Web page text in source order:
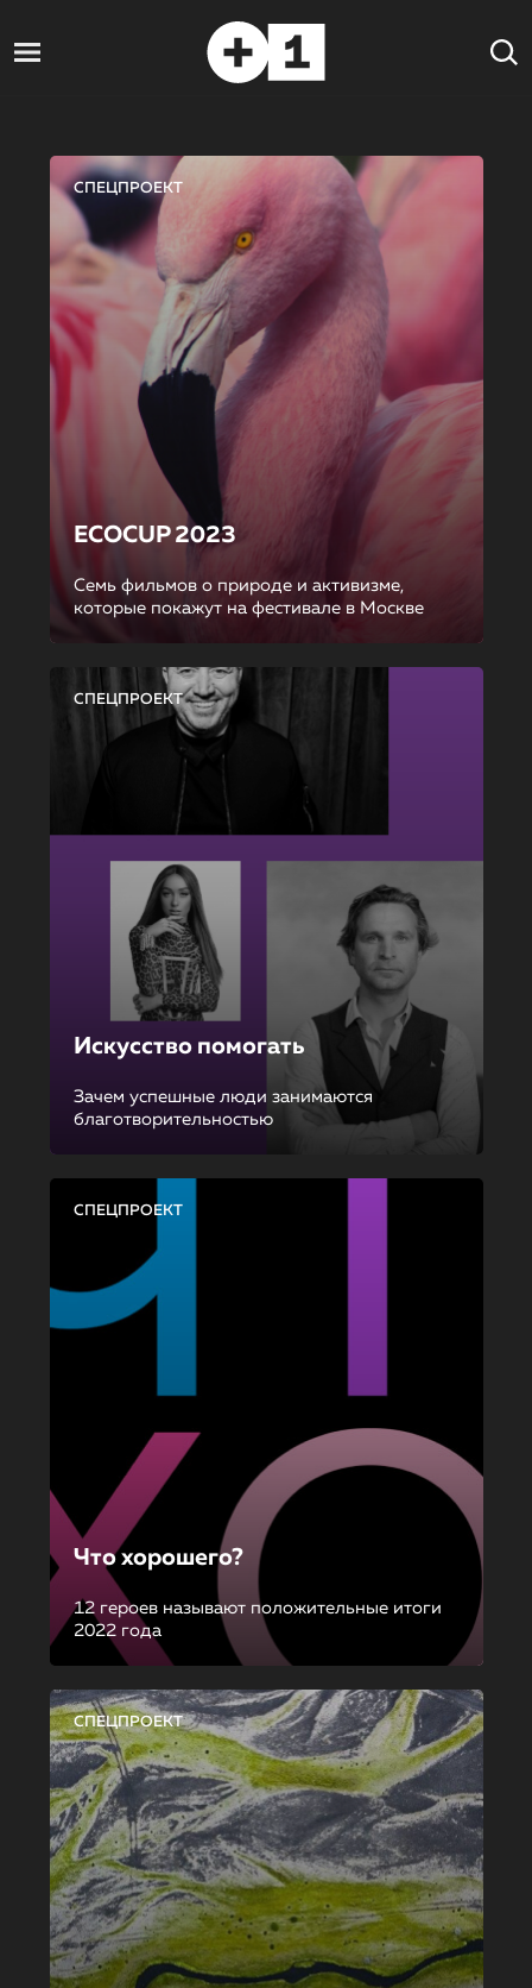
СПЕЦПРОЕКТ
ECOCUP 2023
Семь фильмов о природе и активизме,
которые покажут на фестивале в Москве
СПЕЦПРОЕКТ
Искусство помогать
Зачем успешные люди занимаются
благотворительностью
СПЕЦПРОЕКТ
Что хорошего?
12 героев называют положительные итоги
2022 года
СПЕЦПРОЕКТ